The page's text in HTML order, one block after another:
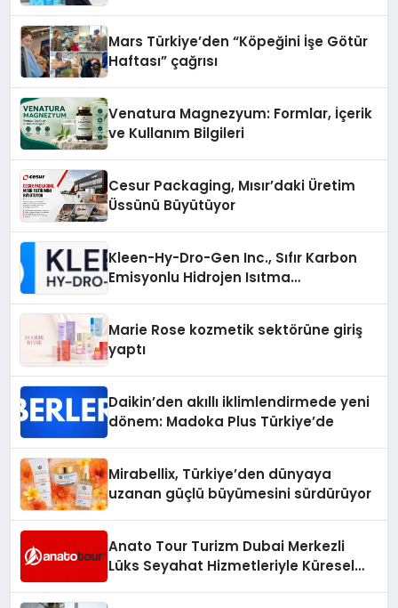
Mars Türkiye’den “Köpeğini İşe Götür
Haftası” çağrısı
Venatura Magnezyum: Formlar, İçerik
ve Kullanım Bilgileri
Cesur Packaging, Mısır’daki Üretim
Üssünü Büyütüyor
Kleen-Hy-Dro-Gen Inc., Sıfır Karbon
Emisyonlu Hidrojen Isıtma
Marie Rose kozmetik sektörüne giriş
yaptı
Daikin’den akıllı iklimlendirmede yeni
dönem: Madoka Plus Türkiye’de
Mirabellix, Türkiye’den dünyaya
uzanan güçlü büyümesini sürdürüyor
Anato Tour Turizm Dubai Merkezli
Lüks Seyahat Hizmetleriyle Küresel